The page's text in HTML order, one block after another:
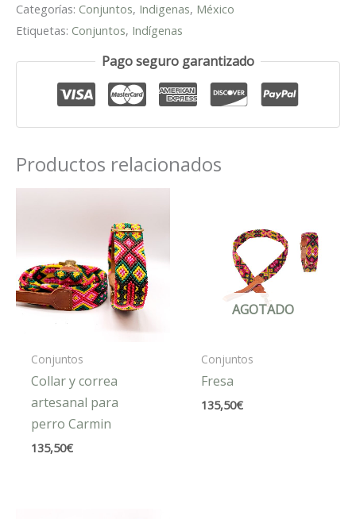
Categorías: Conjuntos, Indigenas, México
Etiquetas: Conjuntos, Indígenas
Pago seguro garantizado
Productos relacionados
Conjuntos
Collar y correa
artesanal para
perro Carmin
135,50€
AGOTADO
Conjuntos
Fresa
135,50€